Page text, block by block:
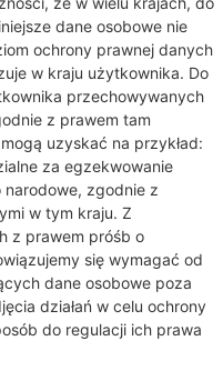
dane osobowe nie
ochrony prawnej danych
w kraju użytkownika. Do
przechowywanych
z prawem tam
uzyskać na przykład:
za egzekwowanie
zgodnie z
w tym kraju. Z
z prawem próśb o
się wymagać od
dane osobowe poza
działań w celu ochrony
do regulacji ich prawa